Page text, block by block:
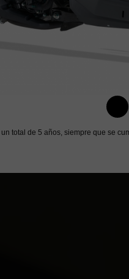
total de 5 años, siempre que se